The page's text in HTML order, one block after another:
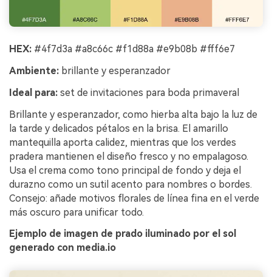
HEX: #4f7d3a #a8c66c #f1d88a #e9b08b #fff6e7
Ambiente: brillante y esperanzador
Ideal para: set de invitaciones para boda primaveral
Brillante y esperanzador, como hierba alta bajo la luz de
la tarde y delicados pétalos en la brisa. El amarillo
mantequilla aporta calidez, mientras que los verdes
pradera mantienen el diseño fresco y no empalagoso.
Usa el crema como tono principal de fondo y deja el
durazno como un sutil acento para nombres o bordes.
Consejo: añade motivos florales de línea fina en el verde
más oscuro para unificar todo.
Ejemplo de imagen de prado iluminado por el sol
generado con media.io